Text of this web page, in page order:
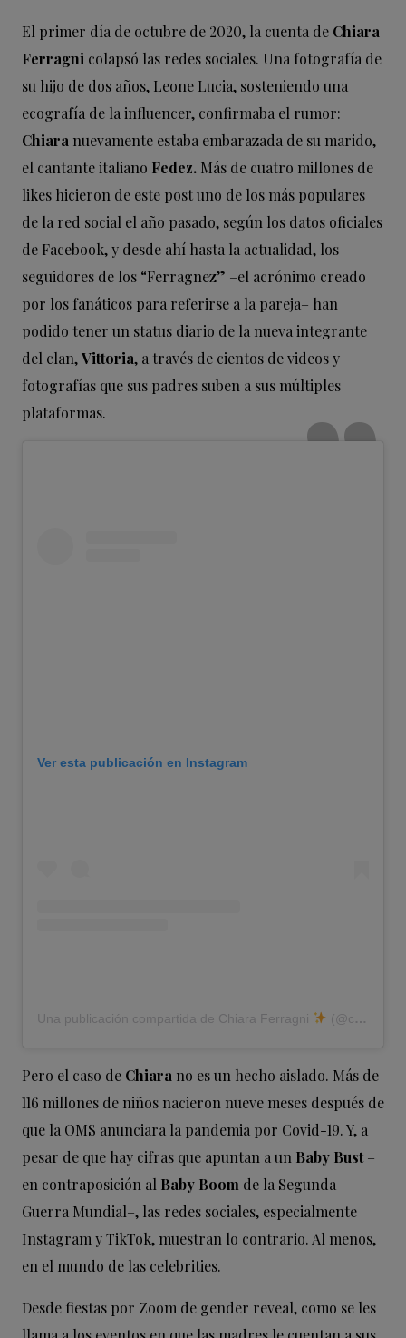
El primer día de octubre de 2020, la cuenta de Chiara
Ferragni colapsó las redes sociales. Una fotografía de
su hijo de dos años, Leone Lucia, sosteniendo una
ecografía de la influencer, confirmaba el rumor:
Chiara nuevamente estaba embarazada de su marido,
el cantante italiano Fedez. Más de cuatro millones de
likes hicieron de este post uno de los más populares
de la red social el año pasado, según los datos oficiales
de Facebook, y desde ahí hasta la actualidad, los
seguidores de los “Ferragnez” –el acrónimo creado
por los fanáticos para referirse a la pareja– han
podido tener un status diario de la nueva integrante
del clan,Vittoria, a través de cientos de videos y
fotografías que sus padres suben a sus múltiples
plataformas.
Ver esta publicación en Instagram
Una publicación compartida de Chiara Ferragni (@chiaraferragni)
Pero el caso de Chiara no es un hecho aislado. Más de
116 millones de niños nacieron nueve meses después de
que la OMS anunciara la pandemia por Covid-19. Y, a
pesar de que hay cifras que apuntan a un Baby Bust–
en contraposición al Baby Boom de la Segunda
Guerra Mundial–, las redes sociales, especialmente
Instagram y TikTok, muestran lo contrario. Al menos,
en el mundo de las celebrities.
Desde fiestas por Zoom de gender reveal, como se les